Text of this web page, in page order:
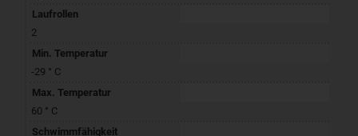
Laufrollen
2
Min. Temperatur
-29 ° C
Max. Temperatur
60 ° C
Schwimmfähigkeit